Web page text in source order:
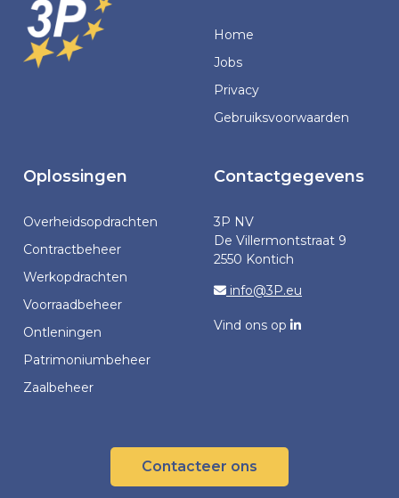
Home
Jobs
Privacy
Gebruiksvoorwaarden
Oplossingen
Overheidsopdrachten
Contractbeheer
Werkopdrachten
Voorraadbeheer
Ontleningen
Patrimoniumbeheer
Zaalbeheer
Contactgegevens
3P NV
De Villermontstraat 9
2550 Kontich
info@3P.eu
Vind ons op
Contacteer ons